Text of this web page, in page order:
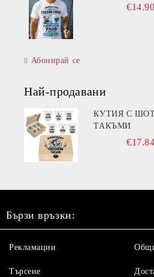
€14.90
Абонирай се
Най-продавани
КУТИЯ С
ТАКЪМИ
€17.84
Бързи връзки:
Рекламации
Търсене